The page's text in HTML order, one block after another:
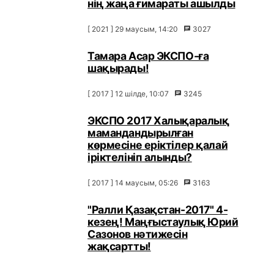
нің жаңа ғимараты ашылды
[ 2021 ] 29 маусым, 14:20 3027
Тамара Асар ЭКСПО-ға
шақырады!
[ 2017 ] 12 шілде, 10:07 3245
ЭКСПО 2017 Халықаралық
мамандандырылған
көрмесіне еріктілер қалай
іріктелініп алынды?
[ 2017 ] 14 маусым, 05:26 3163
"Ралли Қазақстан-2017" 4-
кезең! Маңғыстаулық Юрий
Сазонов нәтижесін
жақсартты!